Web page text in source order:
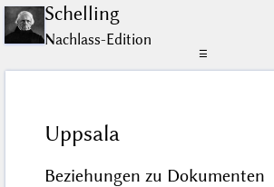
Schelling
Nachlass-Edition
☰
Uppsala
Beziehungen zu Dokumenten